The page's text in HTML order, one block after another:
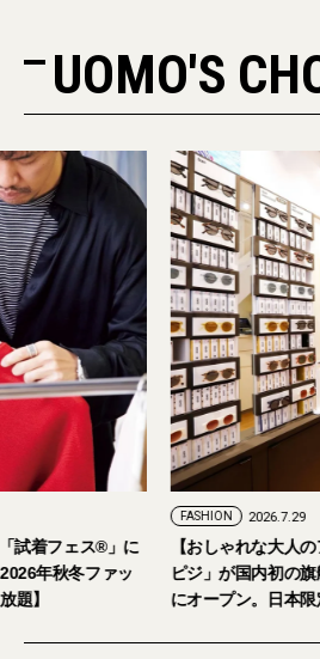
UOMO'S
2026年9月5日・6日開催。「試着フェ
読者の皆さまをご招待。【2026年秋冬
ション＆美容アイテム試し放題】